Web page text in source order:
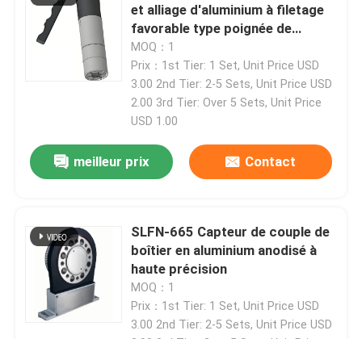
Visite de l'usine
Contrôle qualité
Nouvelles
Les affaires
Dynamomètre de couple
Dynamomètre à grande vitesse
et alliage d'aluminium à filetage
favorable type poignée de
pressage couplage de connexion
rapide
MOQ：1
Prix：1st Tier: 1 Set, Unit Price USD
3.00 2nd Tier: 2-5 Sets, Unit Price USD
2.00 3rd Tier: Over 5 Sets, Unit Price
USD 1.00
meilleur prix Contact
SLFN-665 Capteur de couple de
boîtier en aluminium anodisé à
haute précision
MOQ：1
Prix：1st Tier: 1 Set, Unit Price USD
3.00 2nd Tier: 2-5 Sets, Unit Price USD